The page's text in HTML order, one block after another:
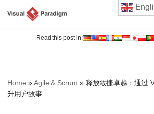
Read this post in:
Home »Agile & Scrum » 释放敏捷卓越：通过
升用户故事